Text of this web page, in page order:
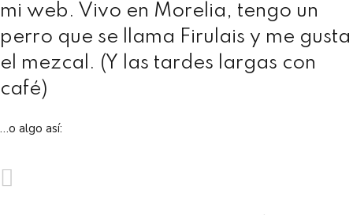
mi web. Vivo en Morelia, tengo un
perro que se llama Firulais y me gusta
el mezcal. (Y las tardes largas con
café)
…o algo así: